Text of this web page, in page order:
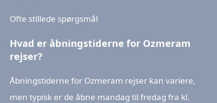
Ofte stillede spørgsmål
Hvad er åbningstiderne for Ozmeram
rejser?
Åbningstiderne for Ozmeram rejser kan variere,
men typisk er de åbne mandag til fredag fra kl.